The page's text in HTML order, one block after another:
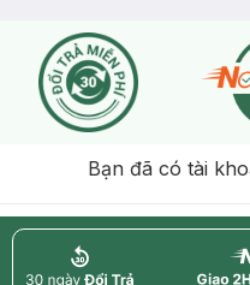
Bạn đã có tài